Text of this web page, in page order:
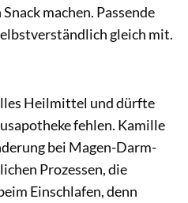
machen. Passende
gleich mit.
Heilmittel und dürfte
fehlen. Kamille
bei Magen-Darm-
Prozessen, die
Einschlafen, denn